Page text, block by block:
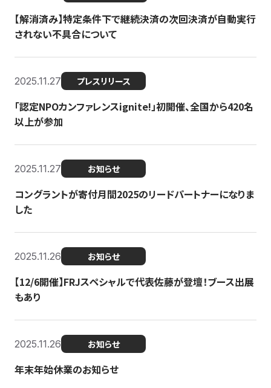
【解消済み】特定条件下で継続決済の次回決済が自動実行
されない不具合について
2025.11.27 プレスリリース
「認定NPOカンファレンスignite!」初開催、全国から420名
以上が参加
2025.11.27 お知らせ
コングラントが寄付月間2025のリードパートナーになりま
した
2025.11.26 お知らせ
【12/6開催】FRJスペシャルで代表佐藤が登壇！ブース出展
もあり
2025.11.26 お知らせ
年末年始休業のお知らせ